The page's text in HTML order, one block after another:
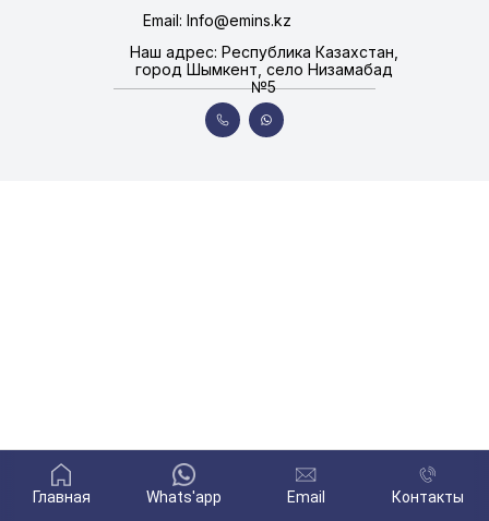
Наш адрес: Республика Казахстан,
город Шымкент, село Низамабад
№5
Email: Info@emins.kz
Главная Whats'app Email Контакты